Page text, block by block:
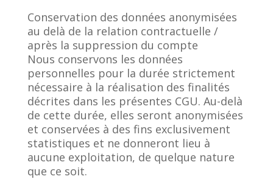
Conservation des données anonymisées
au delà de la relation contractuelle /
après la suppression du compte
Nous conservons les données
personnelles pour la durée strictement
nécessaire à la réalisation des finalités
décrites dans les présentes CGU. Au-delà
de cette durée, elles seront anonymisées
et conservées à des fins exclusivement
statistiques et ne donneront lieu à
aucune exploitation, de quelque nature
que ce soit.